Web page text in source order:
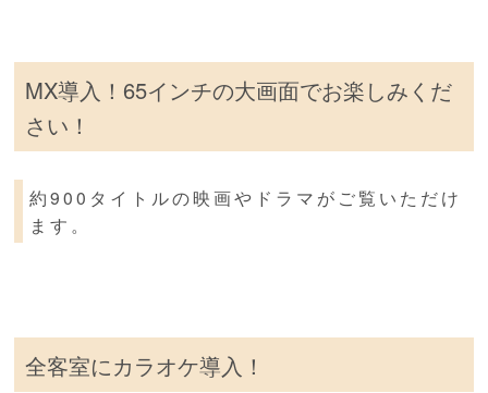
MX導入！65インチの大画面でお楽しみくだ
さい！
約900タイトルの映画やドラマがご覧いただけ
ます。
全客室にカラオケ導入！